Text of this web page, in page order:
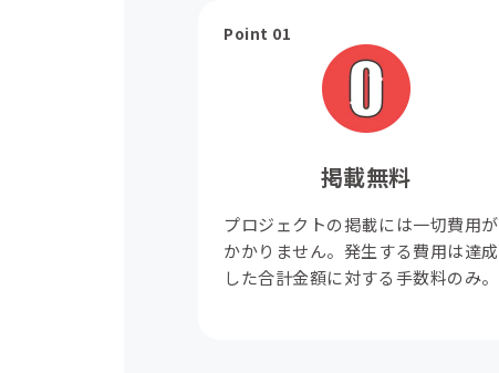
Point 01
掲載無料
プロジェクトの掲載には一切費用が
かかりません。発生する費用は達成
した合計金額に対する手数料のみ。